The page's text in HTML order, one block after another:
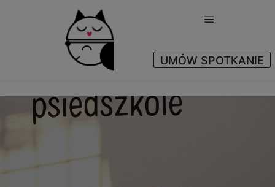
UMÓW SPOTKANIE